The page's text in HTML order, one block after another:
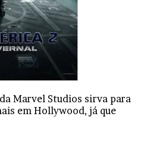
Marvel Studios sirva para
em Hollywood, já que